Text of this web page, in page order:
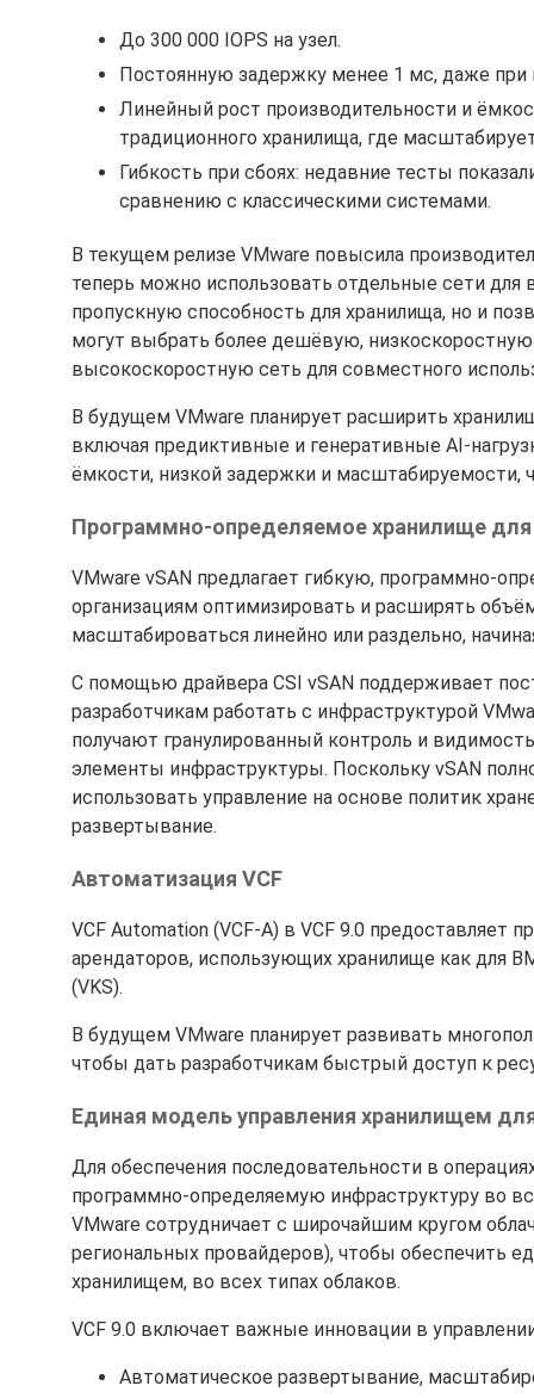
До 300 000 IOPS на узел.
Постоянную задержку менее 1 мс, даже при
Линейный рост производительности и
традиционного хранилища, где
Гибкость при сбоях: недавние тесты
сравнению с классическими системами.
В текущем релизе VMware повысила
теперь можно использовать отдельные сети
пропускную способность для хранилища, но и
могут выбрать более дешёвую,
высокоскоростную сеть для совместного
В будущем VMware планирует расширить
включая предиктивные и генеративные AI-
ёмкости, низкой задержки и масштабируемости,
Программно-определяемое хранилище для
VMware vSAN предлагает гибкую, программно-
организациям оптимизировать и расширять
масштабироваться линейно или раздельно,
С помощью драйвера CSI vSAN поддерживает
разработчикам работать с инфраструктурой
получают гранулированный контроль и
элементы инфраструктуры. Поскольку vSAN
использовать управление на основе политик
развертывание.
Автоматизация VCF
VCF Automation (VCF-A) в VCF 9.0 предоставляет
арендаторов, использующих хранилище как для
(VKS).
В будущем VMware планирует развивать
чтобы дать разработчикам быстрый доступ к
Единая модель управления хранилищем
Для обеспечения последовательности в
программно-определяемую инфраструктуру во
VMware сотрудничает с широчайшим кругом
региональных провайдеров), чтобы обеспечить
хранилищем, во всех типах облаков.
VCF 9.0 включает важные инновации в
Автоматическое развертывание,